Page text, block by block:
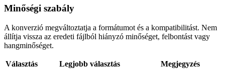
Minőségi szabály
A konverzió megváltoztatja a formátumot és a kompatibilitást. Nem
állítja vissza az eredeti fájlból hiányzó minőséget, felbontást vagy
hangminőséget.
Választás Legjobb választás
Megjegyzés